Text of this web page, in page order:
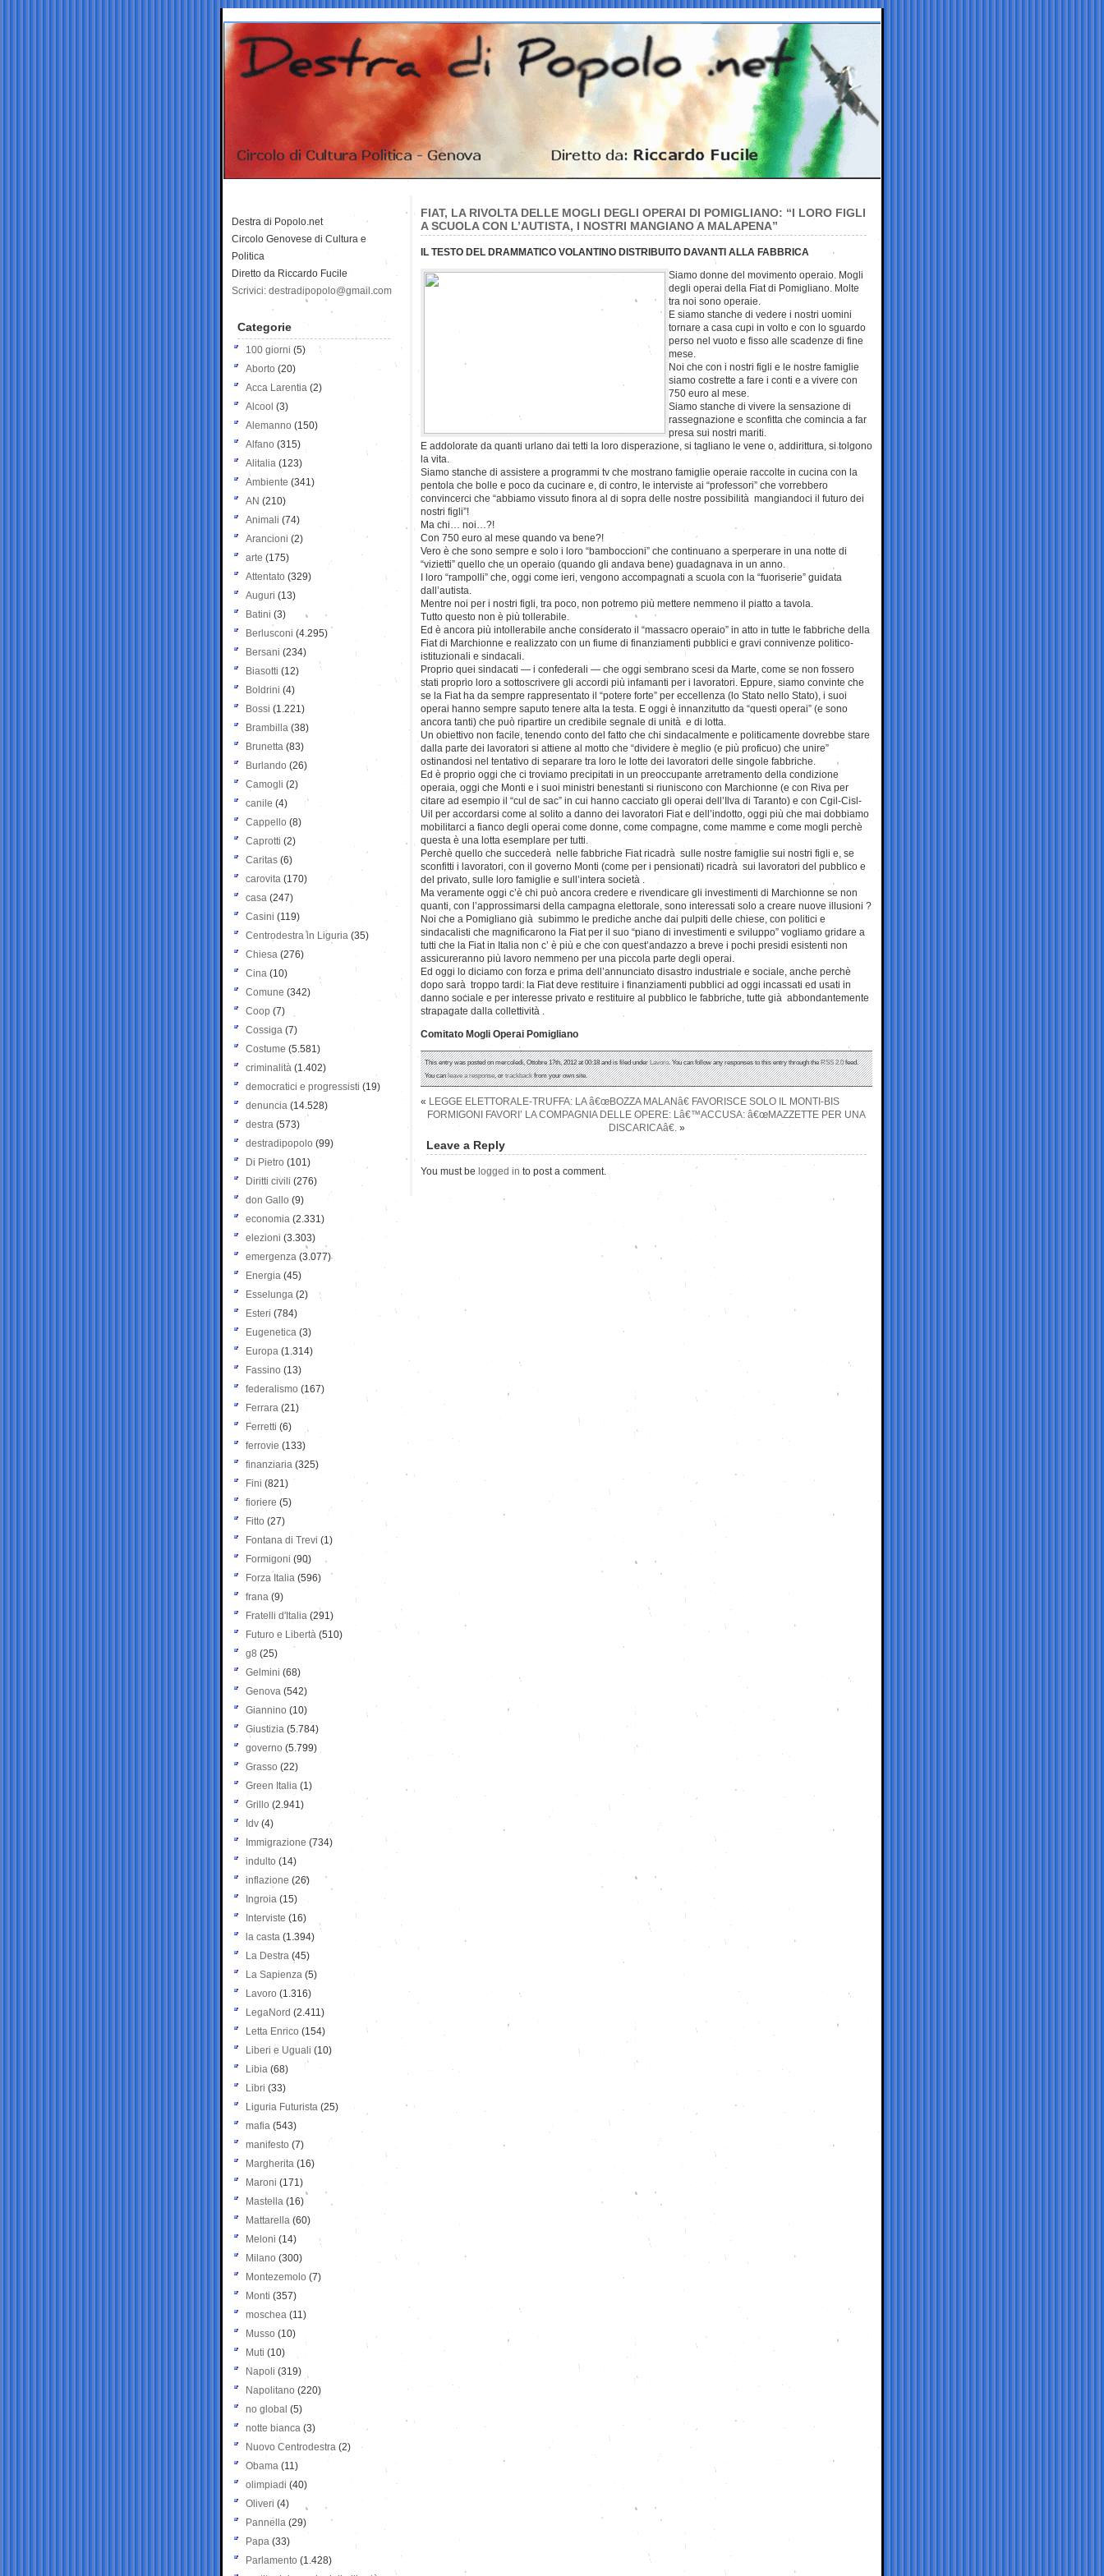
FIAT, LA RIVOLTA DELLE MOGLI DEGLI OPERAI DI POMIGLIANO: “I LORO FIGLI
A SCUOLA CON L’AUTISTA, I NOSTRI MANGIANO A MALAPENA”
IL TESTO DEL DRAMMATICO VOLANTINO DISTRIBUITO DAVANTI ALLA FABBRICA
Siamo donne del movimento operaio. Mogli
degli operai della Fiat di Pomigliano. Molte
tra noi sono operaie.
E siamo stanche di vedere i nostri uomini
tornare a casa cupi in volto e con lo sguardo
perso nel vuoto e fisso alle scadenze di fine
mese.
Noi che con i nostri figli e le nostre famiglie
siamo costrette a fare i conti e a vivere con
750 euro al mese.
Siamo stanche di vivere la sensazione di
rassegnazione e sconfitta che comincia a far
presa sui nostri mariti.
E addolorate da quanti urlano dai tetti la loro disperazione, si tagliano le vene o, addirittura, si tolgono
la vita.
Siamo stanche di assistere a programmi tv che mostrano famiglie operaie raccolte in cucina con la
pentola che bolle e poco da cucinare e, di contro, le interviste ai “professori” che vorrebbero
convincerci che “abbiamo vissuto finora al di sopra delle nostre possibilità mangiandoci il futuro dei
nostri figli”!
Ma chi… noi…?!
Con 750 euro al mese quando va bene?!
Vero è che sono sempre e solo i loro “bamboccioni” che continuano a sperperare in una notte di
“vizietti” quello che un operaio (quando gli andava bene) guadagnava in un anno.
I loro “rampolli” che, oggi come ieri, vengono accompagnati a scuola con la “fuoriserie” guidata
dall’autista.
Mentre noi per i nostri figli, tra poco, non potremo più mettere nemmeno il piatto a tavola.
Tutto questo non è più tollerabile.
Ed è ancora più intollerabile anche considerato il “massacro operaio” in atto in tutte le fabbriche della
Fiat di Marchionne e realizzato con un fiume di finanziamenti pubblici e gravi connivenze politico-
istituzionali e sindacali.
Proprio quei sindacati — i confederali — che oggi sembrano scesi da Marte, come se non fossero
stati proprio loro a sottoscrivere gli accordi più infamanti per i lavoratori. Eppure, siamo convinte che
se la Fiat ha da sempre rappresentato il “potere forte” per eccellenza (lo Stato nello Stato), i suoi
operai hanno sempre saputo tenere alta la testa. E oggi è innanzitutto da “questi operai” (e sono
ancora tanti) che può ripartire un credibile segnale di unità e di lotta.
Un obiettivo non facile, tenendo conto del fatto che chi sindacalmente e politicamente dovrebbe stare
dalla parte dei lavoratori si attiene al motto che “dividere è meglio (e più proficuo) che unire”
ostinandosi nel tentativo di separare tra loro le lotte dei lavoratori delle singole fabbriche.
Ed è proprio oggi che ci troviamo precipitati in un preoccupante arretramento della condizione
operaia, oggi che Monti e i suoi ministri benestanti si riuniscono con Marchionne (e con Riva per
citare ad esempio il “cul de sac” in cui hanno cacciato gli operai dell’Ilva di Taranto) e con Cgil-Cisl-
Uil per accordarsi come al solito a danno dei lavoratori Fiat e dell’indotto, oggi più che mai dobbiamo
mobilitarci a fianco degli operai come donne, come compagne, come mamme e come mogli perchè
questa è una lotta esemplare per tutti.
Perchè quello che succederà nelle fabbriche Fiat ricadrà sulle nostre famiglie sui nostri figli e, se
sconfitti i lavoratori, con il governo Monti (come per i pensionati) ricadrà sui lavoratori del pubblico e
del privato, sulle loro famiglie e sull’intera società .
Ma veramente oggi c’è chi può ancora credere e rivendicare gli investimenti di Marchionne se non
quanti, con l’approssimarsi della campagna elettorale, sono interessati solo a creare nuove illusioni ?
Noi che a Pomigliano già subimmo le prediche anche dai pulpiti delle chiese, con politici e
sindacalisti che magnificarono la Fiat per il suo “piano di investimenti e sviluppo” vogliamo gridare a
tutti che la Fiat in Italia non c’ è più e che con quest’andazzo a breve i pochi presidi esistenti non
assicureranno più lavoro nemmeno per una piccola parte degli operai.
Ed oggi lo diciamo con forza e prima dell’annunciato disastro industriale e sociale, anche perchè
dopo sarà troppo tardi: la Fiat deve restituire i finanziamenti pubblici ad oggi incassati ed usati in
danno sociale e per interesse privato e restituire al pubblico le fabbriche, tutte già abbondantemente
strapagate dalla collettività .
Comitato Mogli Operai Pomigliano
This entry was posted on mercoledì, Ottobre 17th, 2012 at 00:18 and is filed underLavoro. You can follow any responses to this entry through theRSS 2.0feed.
You canleave a response, ortrackbackfrom your own site.
« LEGGE ELETTORALE-TRUFFA: LA â€œBOZZA MALANâ€ FAVORISCE SOLO IL MONTI-BIS
FORMIGONI FAVORI’ LA COMPAGNIA DELLE OPERE: Lâ€™ACCUSA: â€œMAZZETTE PER UNA
DISCARICAâ€.»
Leave a Reply
You must be logged in to post a comment.
Destra di Popolo.net
Circolo Genovese di Cultura e
Politica
Diretto da Riccardo Fucile
Scrivici: destradipopolo@gmail.com
Categorie
100 giorni (5)
Aborto (20)
Acca Larentia (2)
Alcool (3)
Alemanno (150)
Alfano (315)
Alitalia (123)
Ambiente (341)
AN (210)
Animali (74)
Arancioni (2)
arte (175)
Attentato (329)
Auguri (13)
Batini (3)
Berlusconi (4.295)
Bersani (234)
Biasotti (12)
Boldrini (4)
Bossi (1.221)
Brambilla (38)
Brunetta (83)
Burlando (26)
Camogli (2)
canile (4)
Cappello (8)
Caprotti (2)
Caritas (6)
carovita (170)
casa (247)
Casini (119)
Centrodestra in Liguria (35)
Chiesa (276)
Cina (10)
Comune (342)
Coop (7)
Cossiga (7)
Costume (5.581)
criminalità (1.402)
democratici e progressisti (19)
denuncia (14.528)
destra (573)
destradipopolo (99)
Di Pietro (101)
Diritti civili (276)
don Gallo (9)
economia (2.331)
elezioni (3.303)
emergenza (3.077)
Energia (45)
Esselunga (2)
Esteri (784)
Eugenetica (3)
Europa (1.314)
Fassino (13)
federalismo (167)
Ferrara (21)
Ferretti (6)
ferrovie (133)
finanziaria (325)
Fini (821)
fioriere (5)
Fitto (27)
Fontana di Trevi (1)
Formigoni (90)
Forza Italia (596)
frana (9)
Fratelli d'Italia (291)
Futuro e Libertà (510)
g8 (25)
Gelmini (68)
Genova (542)
Giannino (10)
Giustizia (5.784)
governo (5.799)
Grasso (22)
Green Italia (1)
Grillo (2.941)
Idv (4)
Immigrazione (734)
indulto (14)
inflazione (26)
Ingroia (15)
Interviste (16)
la casta (1.394)
La Destra (45)
La Sapienza (5)
Lavoro (1.316)
LegaNord (2.411)
Letta Enrico (154)
Liberi e Uguali (10)
Libia (68)
Libri (33)
Liguria Futurista (25)
mafia (543)
manifesto (7)
Margherita (16)
Maroni (171)
Mastella (16)
Mattarella (60)
Meloni (14)
Milano (300)
Montezemolo (7)
Monti (357)
moschea (11)
Musso (10)
Muti (10)
Napoli (319)
Napolitano (220)
no global (5)
notte bianca (3)
Nuovo Centrodestra (2)
Obama (11)
olimpiadi (40)
Oliveri (4)
Pannella (29)
Papa (33)
Parlamento (1.428)